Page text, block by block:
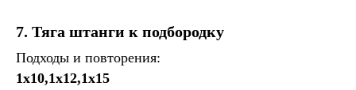
7. Тяга штанги к подбородку
Подходы и повторения:
1х10,1х12,1х15